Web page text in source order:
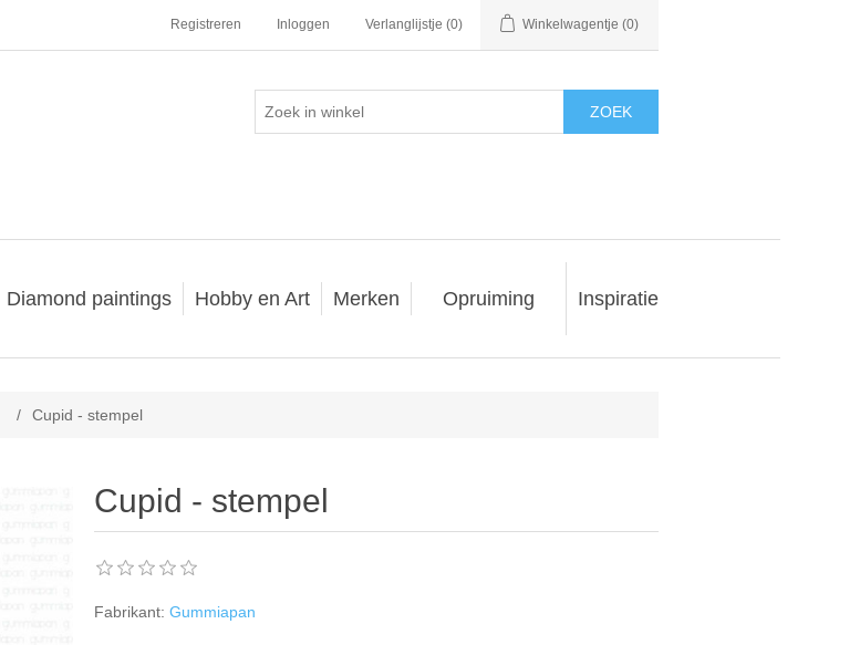
Registreren Inloggen Verlanglijstje (0) Winkelwagentje (0)
ZOEK
Diamond paintings Hobby en Art Merken Opruiming Inspiratie
/ Cupid - stempel
Cupid - stempel
Fabrikant: Gummiapan